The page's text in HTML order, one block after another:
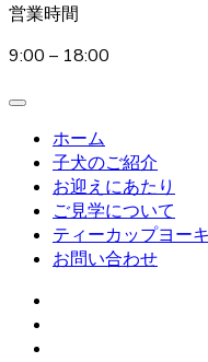
営業時間
9:00 – 18:00
ホーム
子犬のご紹介
お迎えにあたり
ご見学について
ティーカップヨー
お問い合わせ